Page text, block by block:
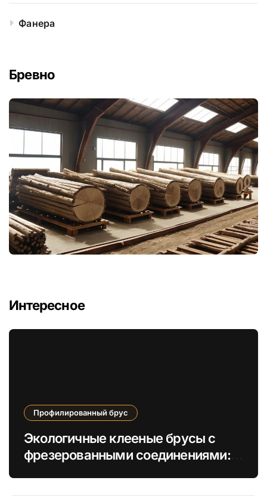
Фанера
Бревно
Интересное
Профилированный брус
Экологичные клееные брусы с
фрезерованными соединениями: